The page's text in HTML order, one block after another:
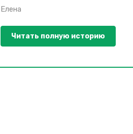
Елена
Читать полную историю